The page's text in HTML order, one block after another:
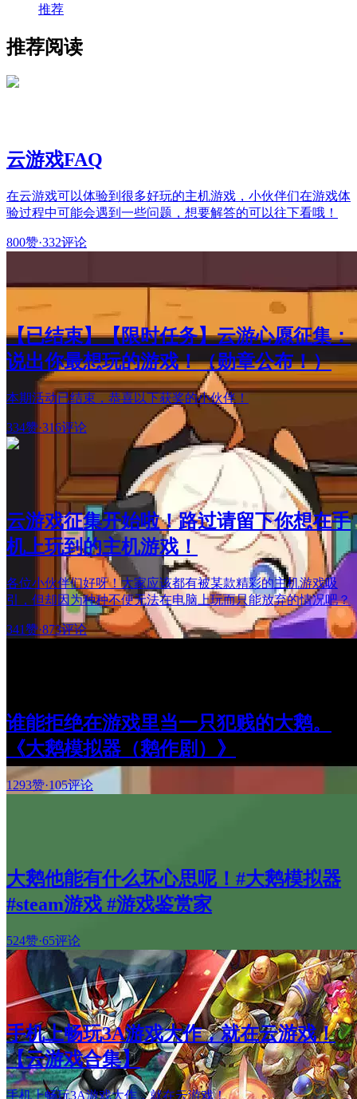
推荐
推荐阅读
云游戏FAQ
在云游戏可以体验到很多好玩的主机游戏，小伙伴们在游戏体
验过程中可能会遇到一些问题，想要解答的可以往下看哦！
800赞·332评论
【已结束】【限时任务】云游心愿征集：
说出你最想玩的游戏！（勋章公布！）
本期活动已结束，恭喜以下获奖的小伙伴！
334赞·316评论
云游戏征集开始啦！路过请留下你想在手
机上玩到的主机游戏！
各位小伙伴们好呀！大家应该都有被某款精彩的主机游戏吸
引，但却因为种种不便无法在电脑上玩而只能放弃的情况吧？
341赞·873评论
谁能拒绝在游戏里当一只犯贱的大鹅。
《大鹅模拟器（鹅作剧）》
1293赞·105评论
大鹅他能有什么坏心思呢！#大鹅模拟器
#steam游戏 #游戏鉴赏家
524赞·65评论
手机上畅玩3A游戏大作，就在云游戏！
【云游戏合集】
手机上畅玩3A游戏大作，就在云游戏！